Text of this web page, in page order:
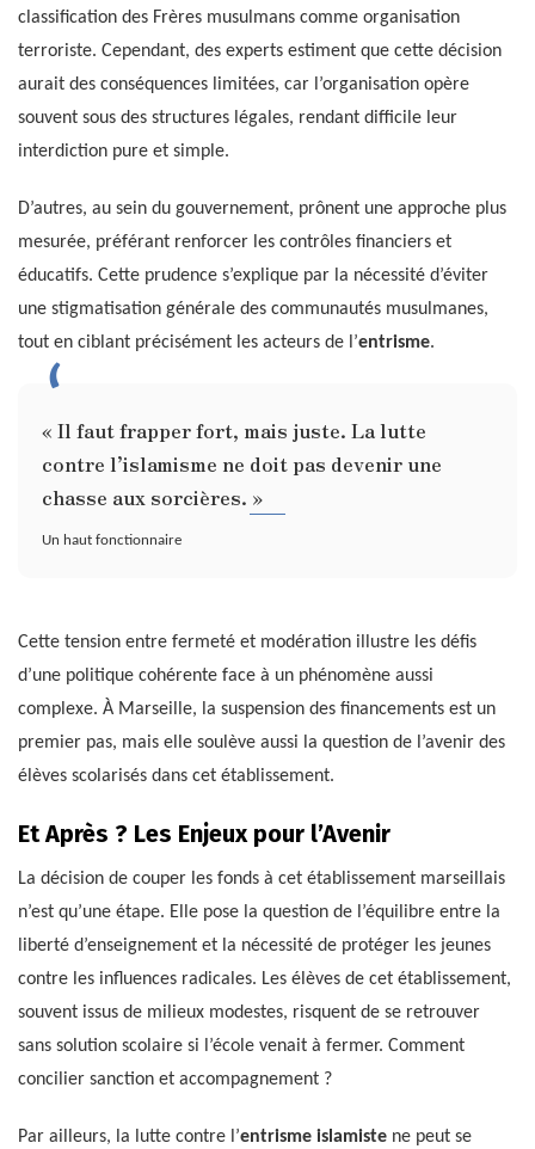
classification des Frères musulmans comme organisation
terroriste. Cependant, des experts estiment que cette décision
aurait des conséquences limitées, car l’organisation opère
souvent sous des structures légales, rendant difficile leur
interdiction pure et simple.
D’autres, au sein du gouvernement, prônent une approche plus
mesurée, préférant renforcer les contrôles financiers et
éducatifs. Cette prudence s’explique par la nécessité d’éviter
une stigmatisation générale des communautés musulmanes,
tout en ciblant précisément les acteurs de l’entrisme.
« Il faut frapper fort, mais juste. La lutte
contre l’islamisme ne doit pas devenir une
chasse aux sorcières. »
Un haut fonctionnaire
Cette tension entre fermeté et modération illustre les défis
d’une politique cohérente face à un phénomène aussi
complexe. À Marseille, la suspension des financements est un
premier pas, mais elle soulève aussi la question de l’avenir des
élèves scolarisés dans cet établissement.
Et Après ? Les Enjeux pour l’Avenir
La décision de couper les fonds à cet établissement marseillais
n’est qu’une étape. Elle pose la question de l’équilibre entre la
liberté d’enseignement et la nécessité de protéger les jeunes
contre les influences radicales. Les élèves de cet établissement,
souvent issus de milieux modestes, risquent de se retrouver
sans solution scolaire si l’école venait à fermer. Comment
concilier sanction et accompagnement ?
Par ailleurs, la lutte contre l’entrisme islamiste ne peut se